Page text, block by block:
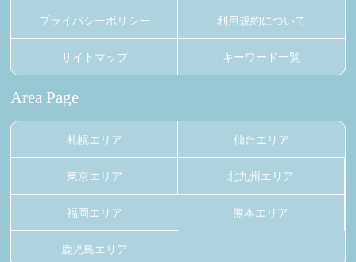
プライバシーポリシー 利用規約について
サイトマップ キーワード一覧
Area Page
札幌エリア 仙台エリア
東京エリア 北九州エリア
福岡エリア 熊本エリア
鹿児島エリア